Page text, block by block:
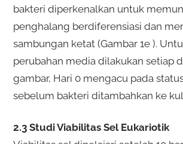
bakteri diperkenalkan untuk
penghalang berdiferensiasi dan
sambungan ketat (Gambar 1e ).
perubahan media dilakukan setiap
gambar, Hari 0 mengacu pada
sebelum bakteri ditambahkan ke
2.3 Studi Viabilitas Sel Eukariotik